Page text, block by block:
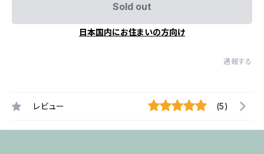
Sold out
日本国内にお住まいの方向け
通報する
レビュー (5)